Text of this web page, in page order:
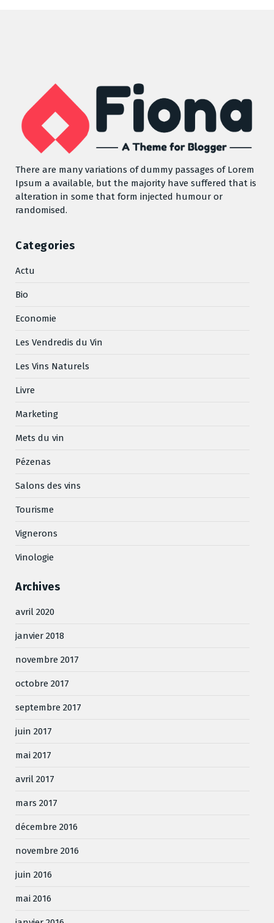
There are many variations of dummy passages of Lorem
Ipsum a available, but the majority have suffered that is
alteration in some that form injected humour or
randomised.
Categories
Actu
Bio
Economie
Les Vendredis du Vin
Les Vins Naturels
Livre
Marketing
Mets du vin
Pézenas
Salons des vins
Tourisme
Vignerons
Vinologie
Archives
avril 2020
janvier 2018
novembre 2017
octobre 2017
septembre 2017
juin 2017
mai 2017
avril 2017
mars 2017
décembre 2016
novembre 2016
juin 2016
mai 2016